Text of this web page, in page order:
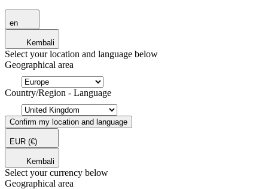
en
Kembali
Select your location and language below
Geographical area
Country/Region - Language
Confirm my location and language
EUR (€)
Kembali
Select your currency below
Geographical area